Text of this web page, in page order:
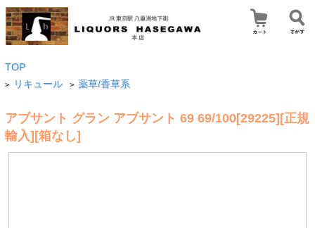
TOP
> リキュール > 薬草/香草系
アブサント グラン アブサント 69 69/100[29225][正規
輸入][箱なし]